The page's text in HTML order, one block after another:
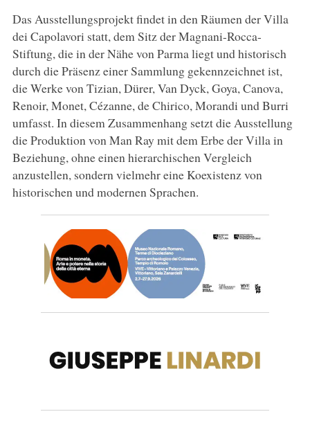
Das Ausstellungsprojekt findet in den Räumen der Villa
dei Capolavori statt, dem Sitz der Magnani-Rocca-
Stiftung, die in der Nähe von Parma liegt und historisch
durch die Präsenz einer Sammlung gekennzeichnet ist,
die Werke von Tizian, Dürer, Van Dyck, Goya, Canova,
Renoir, Monet, Cézanne, de Chirico, Morandi und Burri
umfasst. In diesem Zusammenhang setzt die Ausstellung
die Produktion von Man Ray mit dem Erbe der Villa in
Beziehung, ohne einen hierarchischen Vergleich
anzustellen, sondern vielmehr eine Koexistenz von
historischen und modernen Sprachen.